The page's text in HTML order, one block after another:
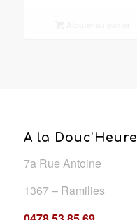
A la Douc’Heure
7a Rue Antoine
1367 – Ramilies